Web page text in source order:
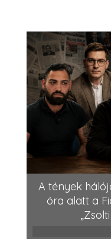
A tények
óra alatt a